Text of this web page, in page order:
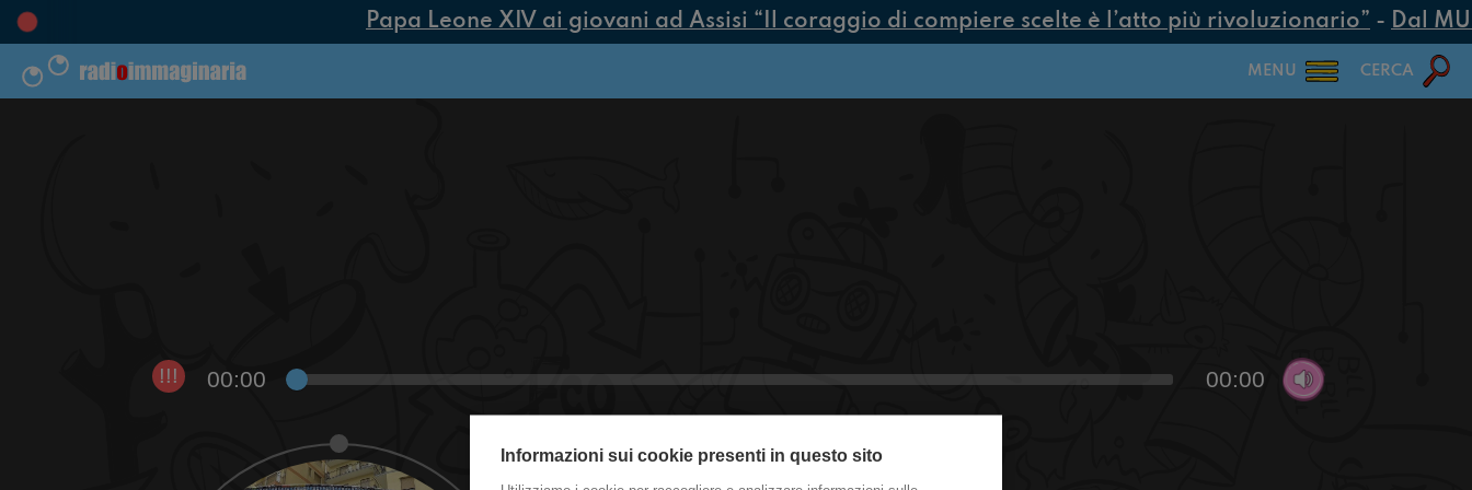
Papa Leone XIV ai giovani ad Assisi “Il coraggio di compiere scelte è l’atto più rivoluzionario”- Dal
MENU CERCA
!!! 00:00 00:00
Informazioni sui cookie presenti in questo sito